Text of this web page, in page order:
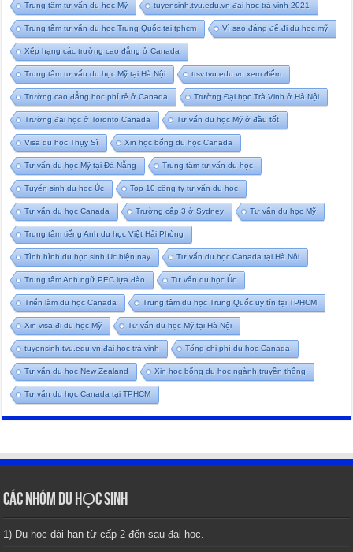
Trung tâm tư vấn du học Mỹ tuyensinh.tvu.edu.vn đại học trà vinh 2021
Trung tâm tư vấn du học Trung Quốc tại tphcm Vì sao đáng để đi du học mỹ
Xếp hạng các trường cao đẳng ở Canada
Trung tâm tư vấn du học Mỹ tại Hà Nội ttsv.tvu.edu.vn xem điểm
Trường cao đẳng học phí rẻ ở Canada Trường Đại học Trà Vinh ở Hà Nội
Trường đại học ở Toronto Canada Tư vấn du học Mỹ ở đầu tốt
Visa du học Thụy Sĩ Xin học bổng du học Canada
Tư vấn du học Mỹ tại Đà Nẵng Trung tâm tư vấn du học
Tuyển sinh du học Úc Top 10 công ty tư vấn du học
Tư vấn du học Canada Trường cấp 3 ở Sydney Tư vấn du học Mỹ
Trung tâm tiếng Anh du học Việt Hải Phòng
Tình hình du học sinh Úc hiện nay Tư vấn du học Canada tại Hà Nội
Trung tâm Anh ngữ PEC lựa đào Tư vấn du học Úc
Triển lãm du học Canada Trung tâm du học Trung Quốc uy tín tại TPHCM
Xin visa đi du học Mỹ Tư vấn du học Mỹ tại Hà Nội
tuyensinh.tvu.edu.vn đại học trà vinh Tổng chi phí du học Canada
Tư vấn du học New Zealand Xin học bổng du học ngành truyền thông
Tư vấn du học Canada tại TPHCM
CÁC NHÓM DU HỌC SINH
1) Du học dài hạn từ cấp 2 đến sau đại học.